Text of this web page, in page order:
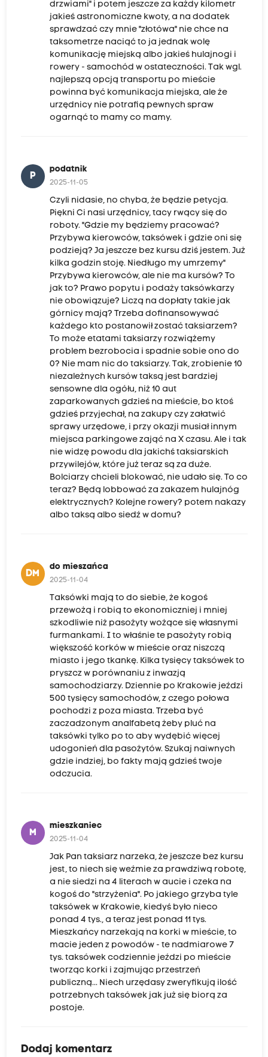
drzwiami" i potem jeszcze za każdy kilometr
jakieś astronomiczne kwoty, a na dodatek
sprawdzać czy mnie "złotówa" nie chce na
taksometrze naciąć to ja jednak wolę
komunikację miejską albo jakieś hulajnogi i
rowery - samochód w ostateczności. Tak wgl.
najlepszą opcją transportu po mieście
powinna być komunikacja miejska, ale że
urzędnicy nie potrafią pewnych spraw
ogarnąć to mamy co mamy.
P
podatnik
2025-11-05
Czyli nidasie, no chyba, że będzie petycja.
Piękni Ci nasi urzędnicy, tacy rwący się do
roboty. "Gdzie my będziemy pracować?
Przybywa kierowców, taksówek i gdzie oni się
podzieją? Ja jeszcze bez kursu dziś jestem. Już
kilka godzin stoję. Niedługo my umrzemy"
Przybywa kierowców, ale nie ma kursów? To
jak to? Prawo popytu i podaży taksówkarzy
nie obowiązuje? Liczą na dopłaty takie jak
górnicy mają? Trzeba dofinansowywać
każdego kto postanowił zostać taksiarzem?
To może etatami taksiarzy rozwiążemy
problem bezrobocia i spadnie sobie ono do
0? Nie mam nic do taksiarzy. Tak, zrobienie 10
niezależnych kursów taksą jest bardziej
sensowne dla ogółu, niż 10 aut
zaparkowanych gdzieś na mieście, bo ktoś
gdzieś przyjechał, na zakupy czy załatwić
sprawy urzędowe, i przy okazji musiał innym
miejsca parkingowe zająć na X czasu. Ale i tak
nie widzę powodu dla jakichś taksiarskich
przywilejów, które już teraz są za duże.
Bolciarzy chcieli blokować, nie udało się. To co
teraz? Będą lobbować za zakazem hulajnóg
elektrycznych? Kolejne rowery? potem nakazy
albo taksą albo siedź w domu?
DM
do mieszańca
2025-11-04
Taksówki mają to do siebie, że kogoś
przewożą i robią to ekonomiczniej i mniej
szkodliwie niż pasożyty wożące się własnymi
furmankami. I to właśnie te pasożyty robią
większość korków w mieście oraz niszczą
miasto i jego tkankę. Kilka tysięcy taksówek to
pryszcz w porównaniu z inwazją
samochodziarzy. Dziennie po Krakowie jeździ
500 tysięcy samochodów, z czego połowa
pochodzi z poza miasta. Trzeba być
zaczadzonym analfabetą żeby pluć na
taksówki tylko po to aby wydębić więcej
udogonień dla pasożytów. Szukaj naiwnych
gdzie indziej, bo fakty mają gdzieś twoje
odczucia.
M
mieszkaniec
2025-11-04
Jak Pan taksiarz narzeka, że jeszcze bez kursu
jest, to niech się weźmie za prawdziwą robotę,
a nie siedzi na 4 literach w aucie i czeka na
kogoś do "strzyżenia". Po jakiego grzyba tyle
taksówek w Krakowie, kiedyś było nieco
ponad 4 tys., a teraz jest ponad 11 tys.
Mieszkańcy narzekają na korki w mieście, to
macie jeden z powodów - te nadmiarowe 7
tys. taksówek codziennie jeździ po mieście
tworząc korki i zajmując przestrzeń
publiczną... Niech urzędasy zweryfikują ilość
potrzebnych taksówek jak już się biorą za
postoje.
Dodaj komentarz